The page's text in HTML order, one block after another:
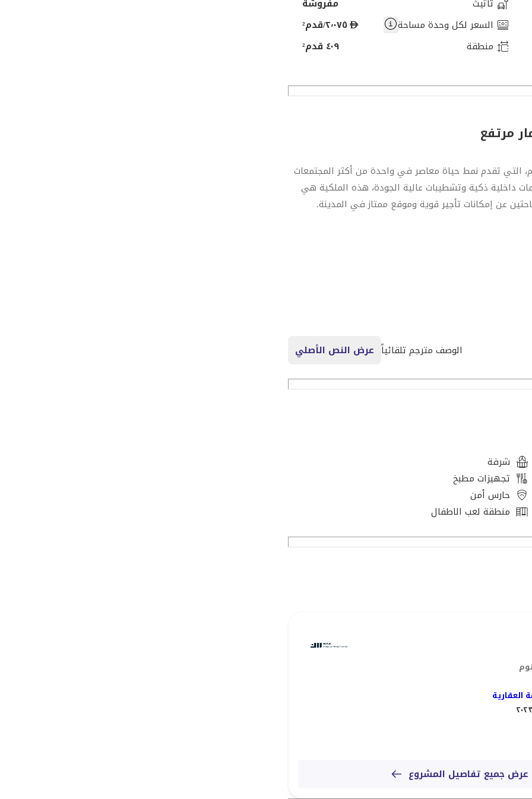
تأثيث
مفروشة
السعر لكل وحدة مساحة
د
٢٬٠٧٥/قدم²
منطقة
٤٠٩ قدم²
مرتفع
التي تقدم نمط حياة معاصر في واحدة من أكثر المجتمعات
داخلية ذكية وتشطيبات عالية الجودة، هذه الملكية هي
عن إمكانات تأجير قوية وموقع ممتاز في المدينة.
هذه الفرصة الاستثمارية الممتازة في قلب جزيرة الريم.
الوصف مترجم تلقائياً عرض النص الأصلي
شرفة
تجهيزات مطبخ
حارس أمن
منطقة لعب الاطفال
العقارية
عرض جميع تفاصيل المشروع